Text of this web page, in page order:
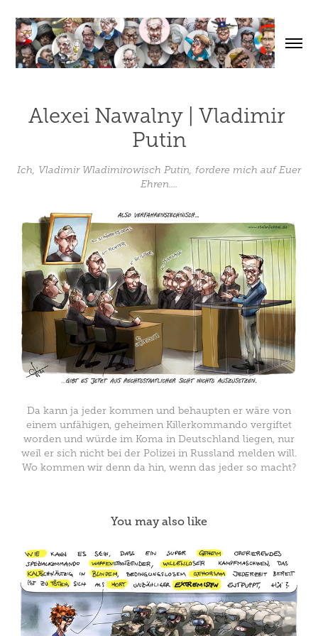
Alexei Nawalny | Vladimir
Putin
Ich, Vladimir Wladimirowisch Putin, fordere mich auf Euer
Ehren....
Da kann ja jeder kommen und behaupten er wäre von
einem unfähigen, geheimen Killerkommando vergiftet
worden und würde im Koma in Deutschland liegen, nur
weil er sich nicht bei der Polizei in Russland melden will.
Wo kommen wir denn da hin, wenn das jeder so macht?
You may also like